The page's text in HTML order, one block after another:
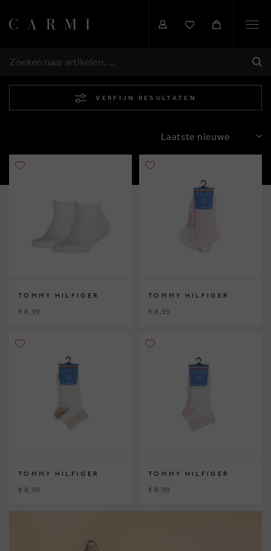
ZOEKEN
VERFIJN RESULTATEN
SORTEREN
TOMMY HILFIGER
€ 8,99
TOMMY HILFIGER
€ 8,99
TOMMY HILFIGER
€ 8,99
TOMMY HILFIGER
€ 8,99